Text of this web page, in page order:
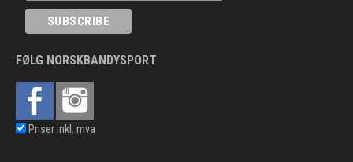
FØLG NORSKBANDYSPORT
Priser inkl. mva